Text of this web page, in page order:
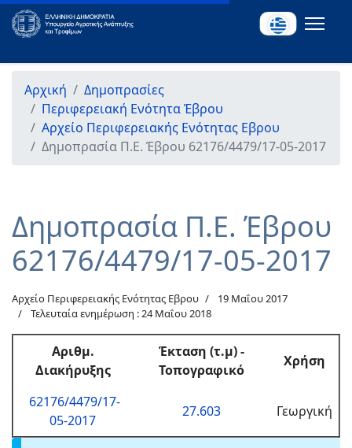
Αρχική
Δημοπρασίες
Περιφερειακή Ενότητα Έβρου
Αρχείο Περιφερειακής Ενότητας Εβρου
Δημοπρασία Π.Ε. Έβρου 62176/4479/17-05-2017
Δημοπρασία Π.Ε. Έβρου
62176/4479/17-05-2017
Αρχείο Περιφερειακής Ενότητας Εβρου
19 Μαΐου 2017
Τελευταία ενημέρωση : 24 Μαΐου 2018
Αριθμ.
Διακήρυξης
Έκταση (τ.μ) -
Τοπογραφικό
Χρήση
62176/4479/17-
05-2017
27.603 Γεωργική